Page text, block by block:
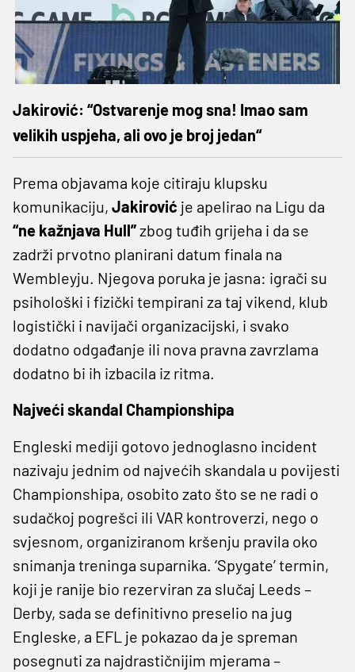
Jakirović: “Ostvarenje mog sna! Imao sam
velikih uspjeha, ali ovo je broj jedan“
Prema objavama koje citiraju klupsku
komunikaciju, Jakirović je apelirao na Ligu da
“ne kažnjava Hull”zbog tuđih grijeha i da se
zadrži prvotno planirani datum finala na
Wembleyju. Njegova poruka je jasna: igrači su
psihološki i fizički tempirani za taj vikend, klub
logistički i navijači organizacijski, i svako
dodatno odgađanje ili nova pravna zavrzlama
dodatno bi ih izbacila iz ritma.
Najveći skandal Championshipa
Engleski mediji gotovo jednoglasno incident
nazivaju jednim od najvećih skandala u povijesti
Championshipa, osobito zato što se ne radi o
sudačkoj pogrešci ili VAR kontroverzi, nego o
svjesnom, organiziranom kršenju pravila oko
snimanja treninga suparnika. ‘Spygate’ termin,
koji je ranije bio rezerviran za slučaj Leeds –
Derby, sada se definitivno preselio na jug
Engleske, a EFL je pokazao da je spreman
posegnuti za najdrastičnijim mjerama –